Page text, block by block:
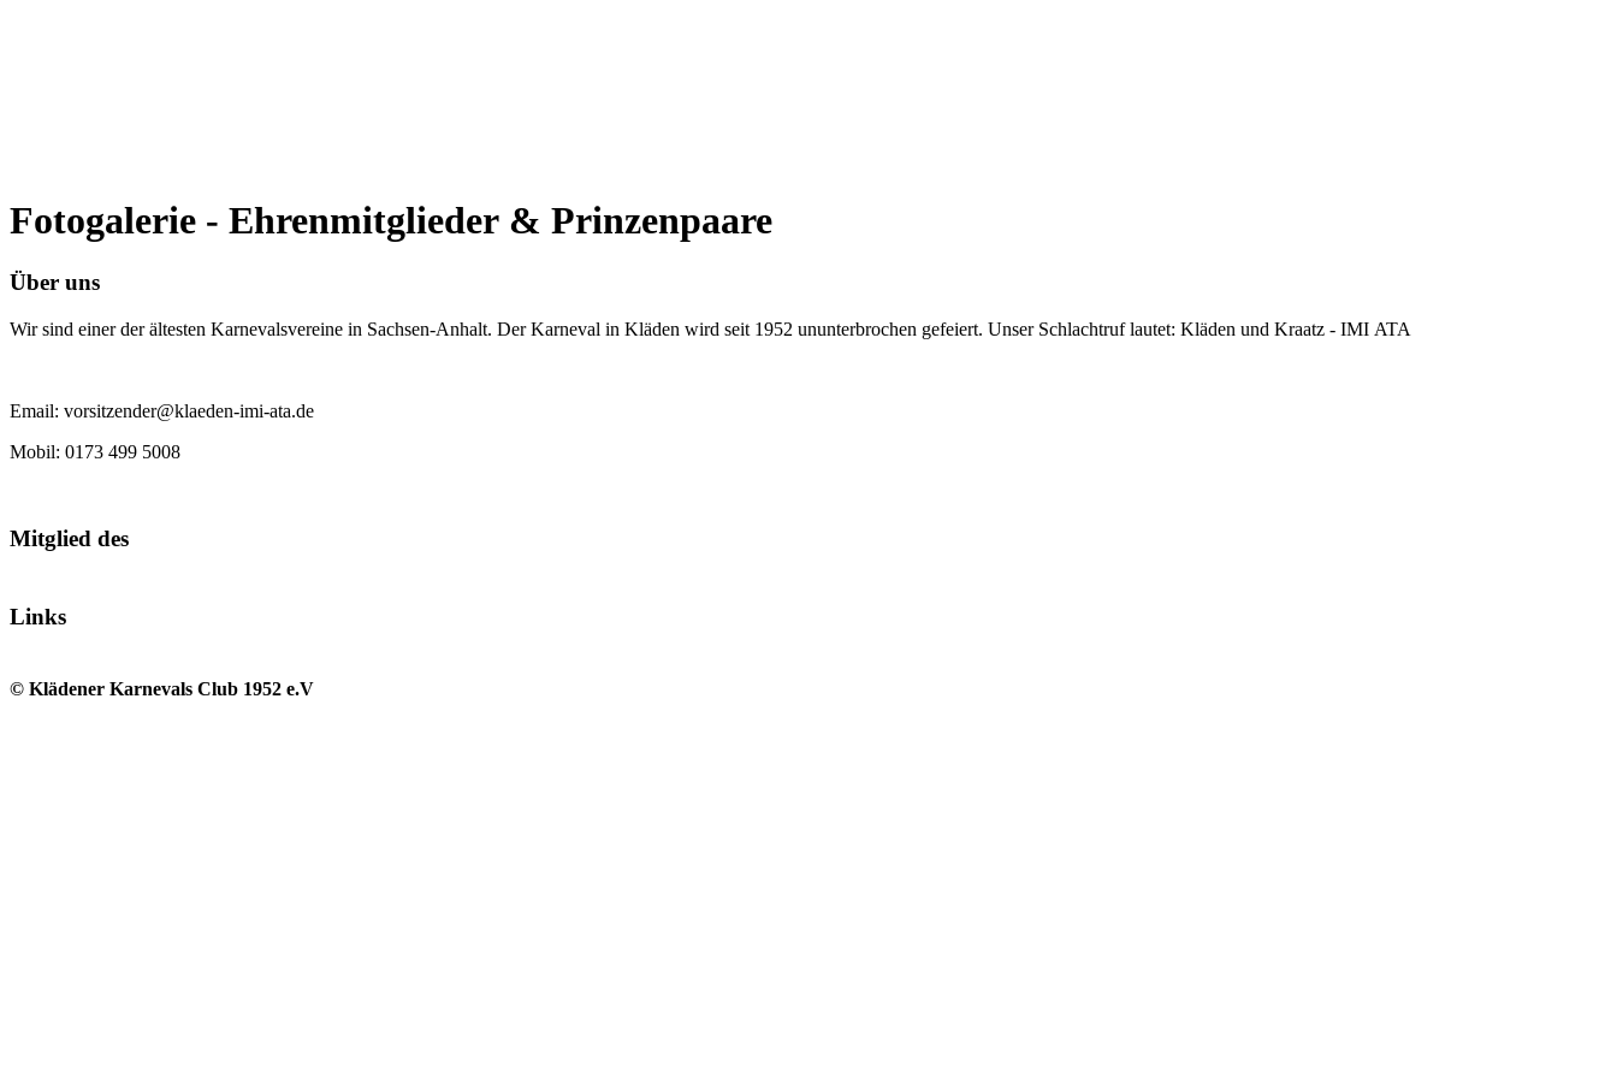
Fotogalerie - Ehrenmitglieder & Prinzenpaare
Über uns
Wir sind einer der ältesten Karnevalsvereine in Sachsen-Anhalt. Der Karneval in Kläden wird seit 1952 ununterbrochen gefeiert. Unser Schlachtruf lautet: Kläden und Kraatz - IMI ATA
Email: vorsitzender@klaeden-imi-ata.de
Mobil: 0173 499 5008
Mitglied des
Links
© Klädener Karnevals Club 1952 e.V